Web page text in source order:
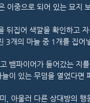
이중으로 되어 있는 묘지
뒤집어 색깔을 확인하고
3개의 마늘 중 1개를 집어
뱀파이어가 들어갔는 지
이 있는 무덤을 열었다면
, 아울러 다른 상대방의